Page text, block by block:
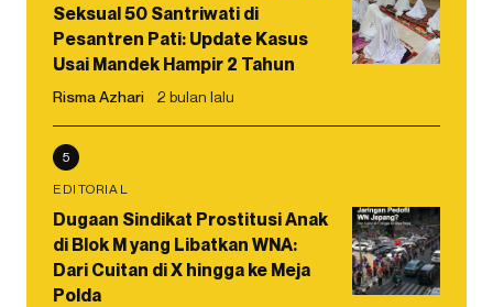
Seksual 50 Santriwati di
Pesantren Pati: Update Kasus
Usai Mandek Hampir 2 Tahun
Risma Azhari 2 bulan lalu
5
EDITORIAL
Dugaan Sindikat Prostitusi Anak
di Blok M yang Libatkan WNA:
Dari Cuitan di X hingga ke Meja
Polda